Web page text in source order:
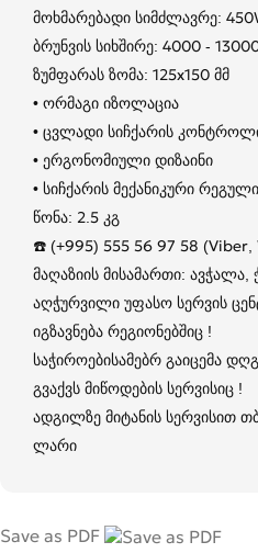
მოხმარებადი სიმძლავრე:
ბრუნვის სიხშირე: 4000 -
ზუმფარას ზომა: 125x150 მმ
• ორმაგი იზოლაცია
• ცვლადი სიჩქარის
• ერგონომიული დიზაინი
• სიჩქარის მექანიკური
წონა: 2.5 კგ
☎️ (+995) 555 56 97 58 (Viber,
მაღაზიის მისამართი: ავჭალა,
აღჭურვილი უფასო სერვის
იგზავნება რეგიონებშიც !
საჭიროებისამებრ გაიცემა
გვაქვს მიწოდების სერვისიც !
ადგილზე მიტანის სერვისით
ლარი
Save as PDF